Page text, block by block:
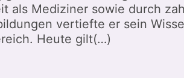
als Mediziner sowie durch
vertiefte er sein
Heute gilt(…)